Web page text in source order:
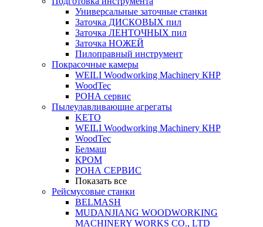
Универсальные заточные станки
Заточка ДИСКОВЫХ пил
Заточка ЛЕНТОЧНЫХ пил
Заточка НОЖЕЙ
Пилоправный инструмент
Покрасочные камеры
WEILI Woodworking Machinery КНР
WoodTec
РОНА сервис
Пылеулавливающие агрегаты
KETO
WEILI Woodworking Machinery КНР
WoodTec
Белмаш
КРОМ
РОНА СЕРВИС
Показать все
Рейсмусовые станки
BELMASH
MUDANJIANG WOODWORKING
MACHINERY WORKS CO., LTD